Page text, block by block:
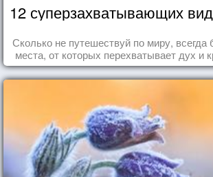
12 суперзахватывающих
Сколько не путешествуй по миру, всегда
места, от которых перехватывает дух и